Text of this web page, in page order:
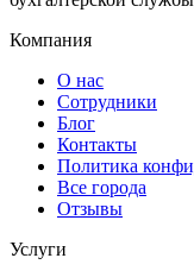
Компания
О нас
Сотрудники
Блог
Контакты
Политика
Все города
Отзывы
Услуги